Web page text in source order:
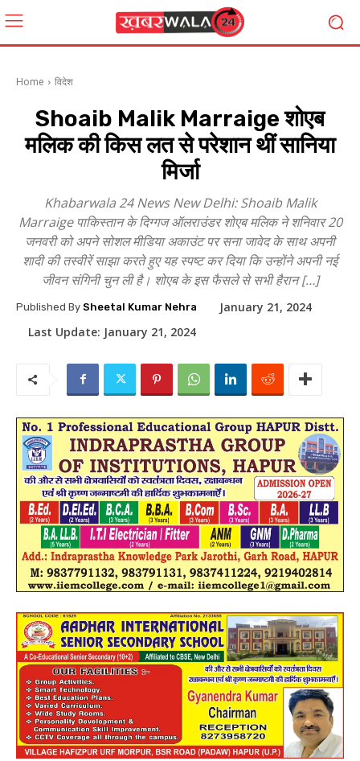
Home विदेश
Shoaib Malik Marraige शोएब
मलिक की किस लत से परेशान थीं सानिया
मिर्जा
Khabarwala 24 News New Delhi: Shoaib Malik
Marraige पाकिस्तान के दिग्गज ऑलराउंडर शोएब मलिक ने शनिवार 20
जनवरी को अपने सोशल मीडिया अकाउंट पर सना जावेद के साथ अपनी
शादी की तस्वीरें साझा करते हुए यह स्पष्ट कर दिया कि उन्होंने अपनी नई
जीवन संगिनी चुन ली है। शोएब के इस फैसले से सभी हैरान […]
Published By Sheetal Kumar Nehra
January 21, 2024
Last Update: January 21, 2024